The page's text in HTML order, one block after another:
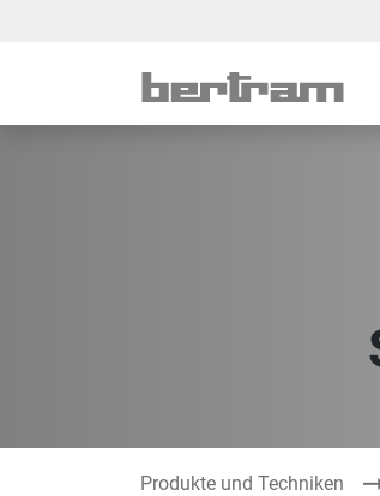
Produkte und Techniken